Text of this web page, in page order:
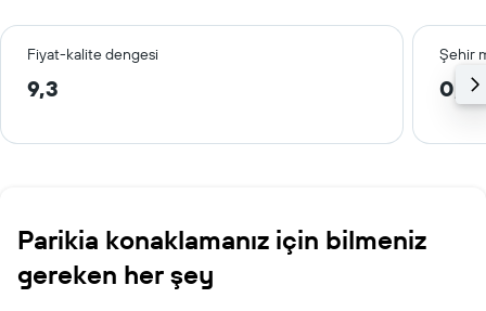
Fiyat-kalite dengesi Şehir
9,3 0,8
Parikia konaklamanız için bilmeniz
gereken her şey